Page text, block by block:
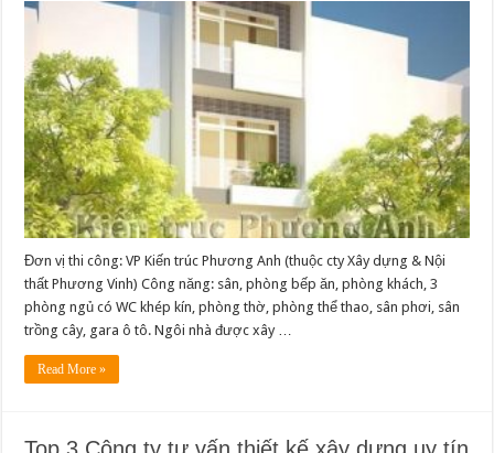
Đơn vị thi công: VP Kiến trúc Phương Anh (thuộc cty Xây dựng & Nội
thất Phương Vinh) Công năng: sân, phòng bếp ăn, phòng khách, 3
phòng ngủ có WC khép kín, phòng thờ, phòng thể thao, sân phơi, sân
trồng cây, gara ô tô. Ngôi nhà được xây …
Read More »
Top 3 Công ty tư vấn thiết kế xây dựng uy tín